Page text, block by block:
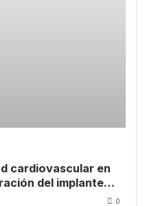
cardiovascular en
del implante
0